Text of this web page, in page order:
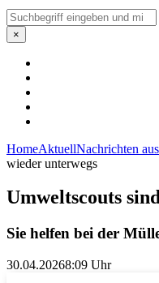
Suchen
×
HomeAktuellNachrichten
wieder unterwegs
Umweltscouts
Sie helfen bei der
30.04.20268:09 Uhr